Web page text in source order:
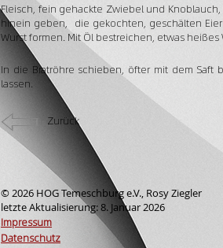
Fleisch, fein gehackte Zwiebel und
hinein geben, die gekochten, geschälten
Wurst formen. Mit Öl bestreichen, etwas
In die Bratröhre schieben, öfter mit dem
lassen.
Zurück
© 2026 HOG Temeschburg e.V., Rosy Ziegler
letzte Aktualisierung: 8. Januar 2026
Impressum
Datenschutz